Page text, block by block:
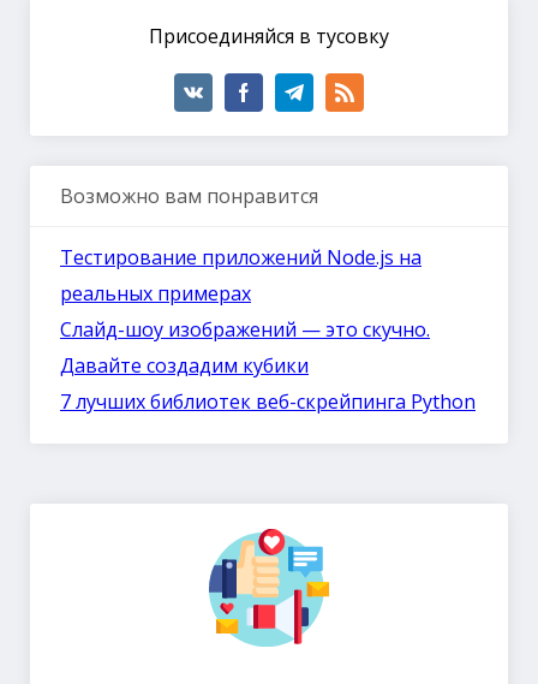
Присоединяйся в тусовку
Возможно вам понравится
Тестирование приложений Node.js на
реальных примерах
Слайд-шоу изображений — это скучно.
Давайте создадим кубики
7 лучших библиотек веб-скрейпинга Python